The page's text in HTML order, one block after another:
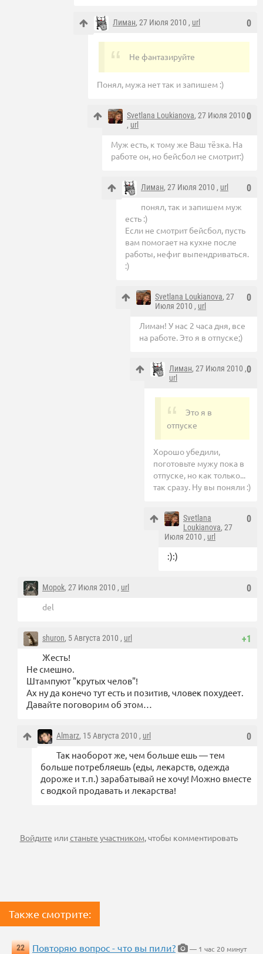
0
Лиман, 27 Июля 2010 , url
Не фантазируйте
Понял, мужа нет так и запишем :)
0
Svetlana Loukianova, 27 Июля 2010
, url
Муж есть, к тому же Ваш тёзка. На
работе он, но бейсбол не смотрит:)
0
Лиман, 27 Июля 2010 , url
понял, так и запишем муж
есть :)
Если не смотрит бейсбол, пусть
вам помогает на кухне после
работы, нефиг выпендриваться.
:)
0
Svetlana Loukianova, 27
Июля 2010 , url
Лиман! У нас 2 часа дня, все
на работе. Это я в отпуске;)
0
Лиман, 27 Июля 2010 ,
url
Это я в
отпуске
Хорошо убедили,
поготовьте мужу пока в
отпуске, но как только...
так сразу. Ну вы поняли :)
0
Svetlana
Loukianova, 27
Июля 2010 , url
:):)
0
Mopok, 27 Июля 2010 , url
del
+1
shuron, 5 Августа 2010 , url
Жесть!
Не смешно.
Штампуют "крутых челов"!
Ах ну да конечо тут есть и позитив, чловек похудеет.
Давайте поговорим об этом…
0
Almarz, 15 Августа 2010 , url
Так наоборот же, чем больше ешь — тем
больше потребляешь (еды, лекарств, одежда
дороже и т.п.) зарабатывай не хочу! Можно вместе
с водкой продавать и лекарства!
Войдите илистаньте участником, чтобы комментировать
Также смотрите:
22 Повторяю вопрос - что вы пили?
— 1 час 20 минут